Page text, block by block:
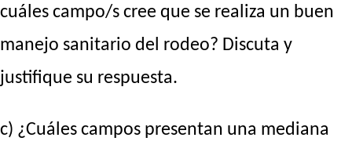
cuáles campo/s cree que se realiza un buen
manejo sanitario del rodeo? Discuta y
justifique su respuesta.
c) ¿Cuáles campos presentan una mediana